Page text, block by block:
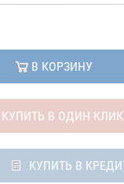
В КОРЗИНУ
КУПИТЬ В ОДИН КЛИК
КУПИТЬ В